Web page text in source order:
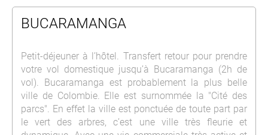
BUCARAMANGA
Petit-déjeuner à l’hôtel. Transfert retour pour prendre
votre vol domestique jusqu’à Bucaramanga (2h de
vol). Bucaramanga est probablement la plus belle
ville de Colombie. Elle est surnommée la "Cité des
parcs". En effet la ville est ponctuée de toute part par
le vert des arbres, c’est une ville très fleurie et